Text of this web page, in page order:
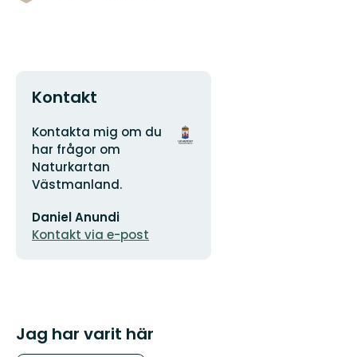
Kontakt
Adress
Kontakta mig om du
har frågor om
Naturkartan
Västmanland.
postadress
Daniel Anundi
Kontakt via e-post
Organisationens
logotyp
Jag har varit här